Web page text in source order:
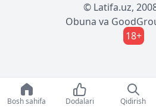
© Latifa.uz,
Obuna va
18+
Bosh sahifa Dodalari Qidirish